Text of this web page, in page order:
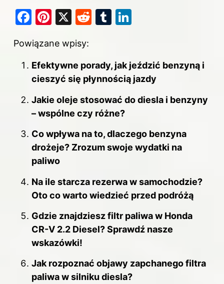
F
c
e
b
o
o
k
Pi
er
e
st
X
R
di
t
T
bl
r
e
dI
n
Powiązane wpisy:
Efektywne porady, jak jeździć benzyną i
cieszyć się płynnością jazdy
Jakie oleje stosować do diesla i benzyny
– wspólne czy różne?
Co wpływa na to, dlaczego benzyna
drożeje? Zrozum swoje wydatki na
paliwo
Na ile starcza rezerwa w samochodzie?
Oto co warto wiedzieć przed podróżą
Gdzie znajdziesz filtr paliwa w Honda
CR-V 2.2 Diesel? Sprawdź nasze
wskazówki!
Jak rozpoznać objawy zapchanego filtra
paliwa w silniku diesla?